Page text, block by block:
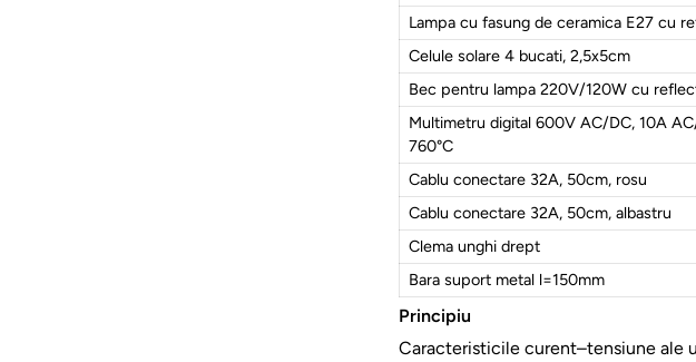
Lampa cu fasung de ceramica E27 cu
Celule solare 4 bucati, 2,5x5cm
Bec pentru lampa 220V/120W cu
Multimetru digital 600V AC/DC, 10A
760°C
Cablu conectare 32A, 50cm, rosu
Cablu conectare 32A, 50cm, albastru
Clema unghi drept
Bara suport metal l=150mm
Principiu
Caracteristicile curent–tensiune ale